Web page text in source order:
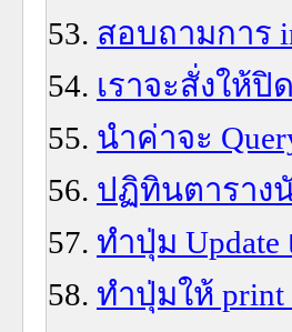
สอบถามการ
เราจะสั่งให้
นำค่าจะ
ปฏิทินตาราง
ทำปุ่ม Update
ทำปุ่มให้